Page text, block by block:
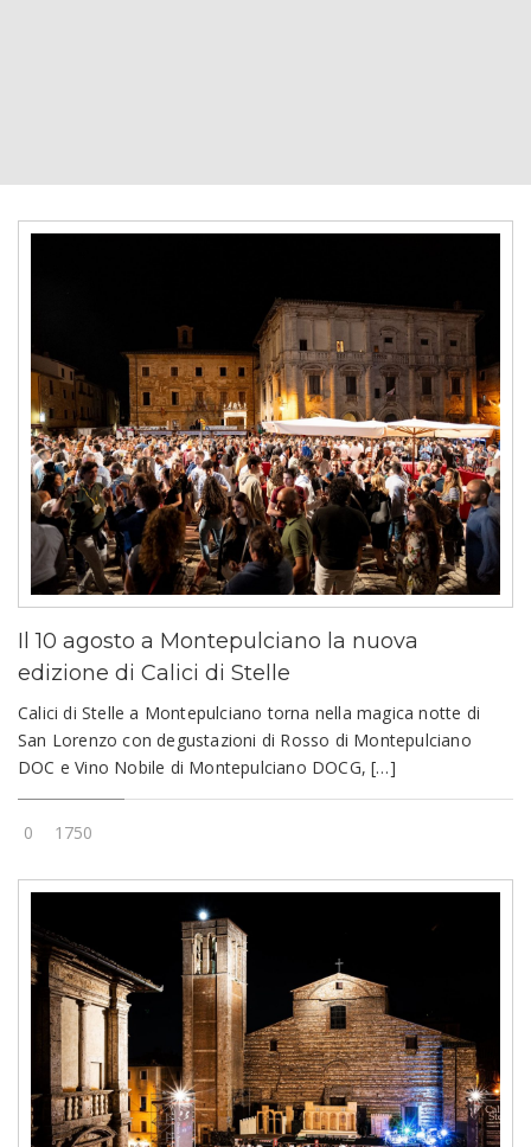
Il 10 agosto a Montepulciano la nuova
edizione di Calici di Stelle
Calici di Stelle a Montepulciano torna nella magica notte di
San Lorenzo con degustazioni di Rosso di Montepulciano
DOC e Vino Nobile di Montepulciano DOCG, […]
0 1750